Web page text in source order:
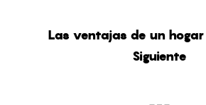
Las ventajas de un
Siguiente